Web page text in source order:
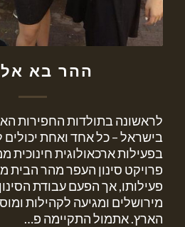
ההר בא
לראשונה בתולדות החפירות
בישראל – כל אחד ואחת
בפעילות ארכאולוגית חינוכית
פרויקט סינון העפר מהר
פעילותו, אך הפעם עבודת
מירושלים ומגיעה לקהילות
הארץ. אתמול התקיימה פ…